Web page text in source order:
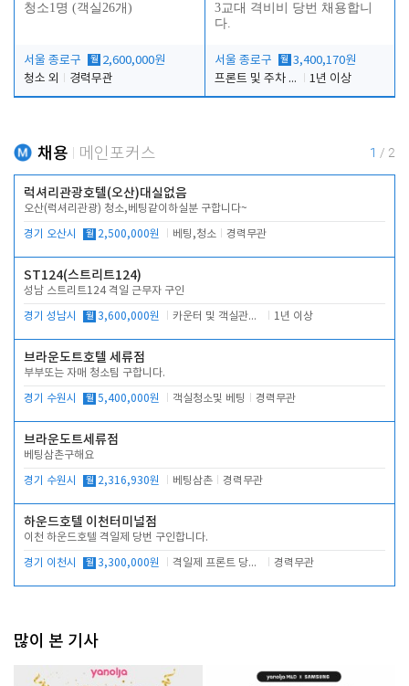
청소1명 (객실26개)
서울 종로구 월 2,600,000원
청소 외
경력무관
3교대 격비비 당번 채용합니
다.
서울 종로구 월 3,400,170원
프론트 및 주차 객실관리
1년 이상
채용 메인포커스 1 / 2
럭셔리관광호텔(오산)대실없음
오산(럭셔리관광) 청소,베팅같이하실분 구합니다~
경기 오산시 월 2,500,000원 베팅,청소 경력무관
ST124(스트리트124)
성남 스트리트124 격일 근무자 구인
경기 성남시 월 3,600,000원 카운터 및 객실관리 전반 1년 이상
브라운도트호텔 세류점
부부또는 자매 청소팀 구합니다.
경기 수원시 월 5,400,000원 객실청소및 베팅 경력무관
브라운도트세류점
베팅삼촌구해요
경기 수원시 월 2,316,930원 베팅삼촌 경력무관
하운드호텔 이천터미널점
이천 하운드호텔 격일제 당번 구인합니다.
경기 이천시 월 3,300,000원 격일제 프론트 당번 업무로 주차 및 객실 점검 경력무관
많이 본 기사